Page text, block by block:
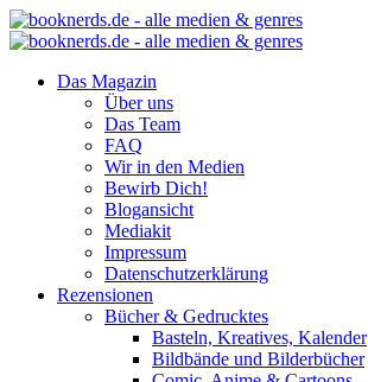
Das Magazin
Über uns
Das Team
FAQ
Wir in den Medien
Bewirb Dich!
Blogansicht
Mediakit
Impressum
Datenschutzerklärung
Rezensionen
Bücher & Gedrucktes
Basteln, Kreatives, Kalender
Bildbände und Bilderbücher